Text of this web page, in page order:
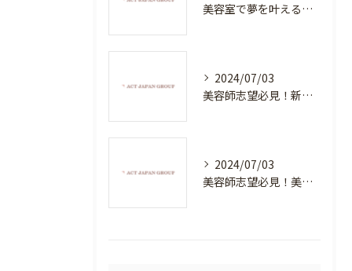
美容室で夢を叶える！自分を磨く新たなチャンス
2024/07/03
美容師志望必見！新たな価値を創造する美容室でハイレベルな技術を学べる環境
2024/07/03
美容師志望必見！美容室NEWSTANDARDで最高のスキルアップを目指そう！